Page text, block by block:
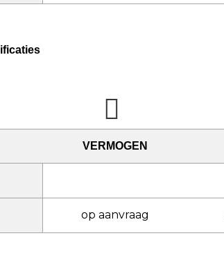
VERMOGEN
op aanvraag